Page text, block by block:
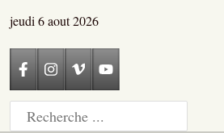
jeudi 6 aout 2026